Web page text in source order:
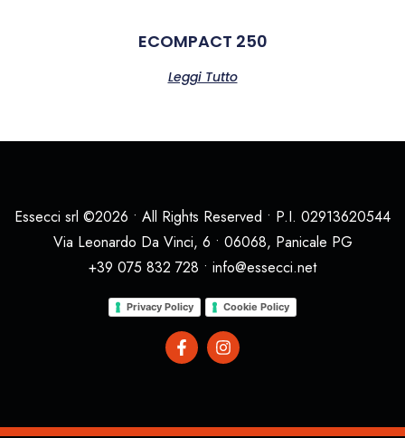
ECOMPACT 250
Leggi Tutto
Essecci srl ©2026 • All Rights Reserved • P.I. 02913620544
Via Leonardo Da Vinci, 6 • 06068, Panicale PG
+39 075 832 728 • info@essecci.net
Privacy Policy Cookie Policy